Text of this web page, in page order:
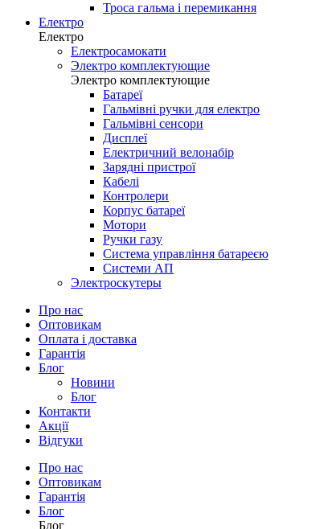
Троса гальма і перемикання
Електро
Електро
Електросамокати
Электро комплектующие
Электро комплектующие
Батареї
Гальмівні ручки для електро
Гальмівні сенсори
Дисплеї
Електричний велонабір
Зарядні пристрої
Кабелі
Контролери
Корпус батареї
Мотори
Ручки газу
Система управління батареєю
Системи АП
Электроскутеры
Про нас
Оптовикам
Оплата і доставка
Гарантія
Блог
Новини
Блог
Контакти
Акції
Відгуки
Про нас
Оптовикам
Гарантія
Блог
Блог